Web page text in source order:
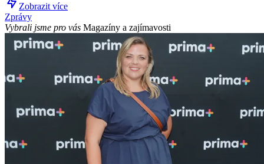
Zobrazit více
Zprávy
Vybrali jsme pro vás Magazíny a zajímavosti